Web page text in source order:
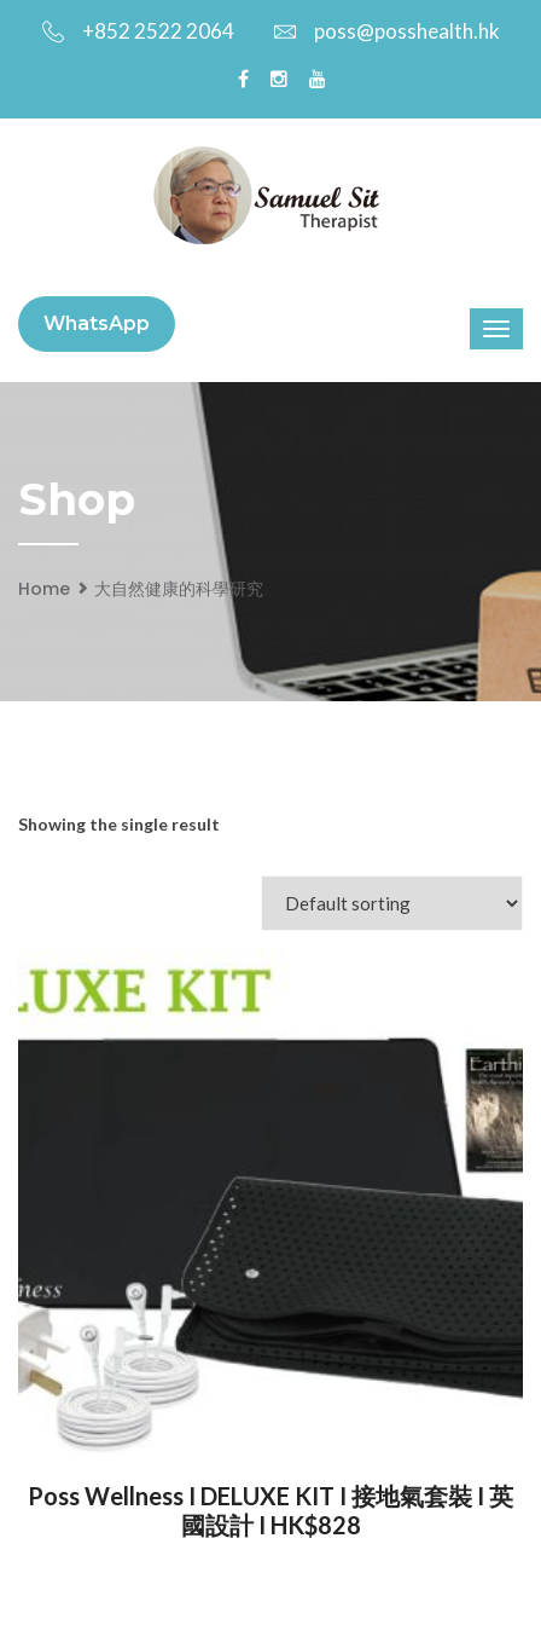
+852 2522 2064 poss@posshealth.hk
WhatsApp
Shop
Home 大自然健康的科學研究
Showing the single result
Poss Wellness I DELUXE KIT I 接地氣套裝 I 英
國設計 I HK$828